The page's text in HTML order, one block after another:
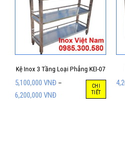
Kệ Inox 3 Tầng Loại Phẳng KEI-07
5,100,000 VNĐ –
6,200,000 VNĐ
CHI
TIẾT